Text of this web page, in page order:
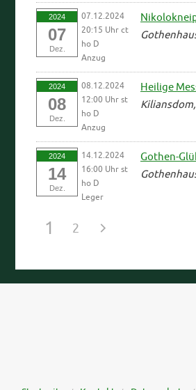
2024
07
Dez.
07.12.2024
20:15 Uhr ct
ho D
Anzug
2024
08
Dez.
08.12.2024
12:00 Uhr st
ho D
Anzug
Heilige
2024
14
Dez.
14.12.2024
16:00 Uhr st
ho D
Leger
Gothen-
1 2